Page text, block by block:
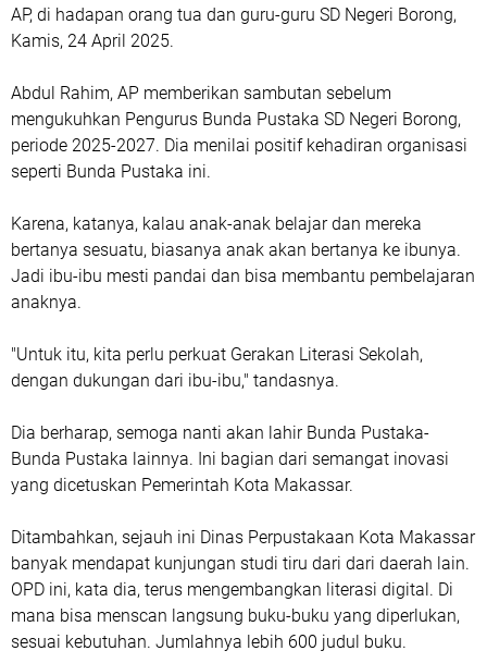
AP, di hadapan orang tua dan guru-guru SD Negeri Borong,
Kamis, 24 April 2025.
Abdul Rahim, AP memberikan sambutan sebelum
mengukuhkan Pengurus Bunda Pustaka SD Negeri Borong,
periode 2025-2027. Dia menilai positif kehadiran organisasi
seperti Bunda Pustaka ini.
Karena, katanya, kalau anak-anak belajar dan mereka
bertanya sesuatu, biasanya anak akan bertanya ke ibunya.
Jadi ibu-ibu mesti pandai dan bisa membantu pembelajaran
anaknya.
"Untuk itu, kita perlu perkuat Gerakan Literasi Sekolah,
dengan dukungan dari ibu-ibu," tandasnya.
Dia berharap, semoga nanti akan lahir Bunda Pustaka-
Bunda Pustaka lainnya. Ini bagian dari semangat inovasi
yang dicetuskan Pemerintah Kota Makassar.
Ditambahkan, sejauh ini Dinas Perpustakaan Kota Makassar
banyak mendapat kunjungan studi tiru dari dari daerah lain.
OPD ini, kata dia, terus mengembangkan literasi digital. Di
mana bisa menscan langsung buku-buku yang diperlukan,
sesuai kebutuhan. Jumlahnya lebih 600 judul buku.